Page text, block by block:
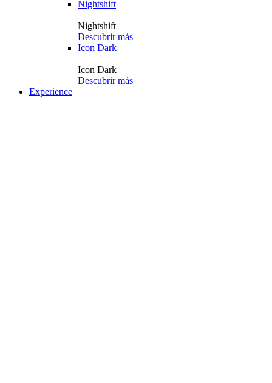
Nightshift
Nightshift
Descubrir más
Icon Dark
Icon Dark
Descubrir más
Experience